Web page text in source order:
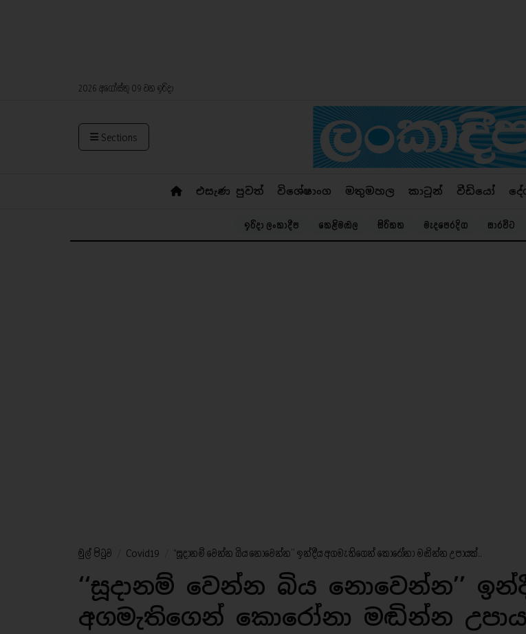
2026 අගෝස්තු 09 වන ඉරිදා
Sections
එසැණ පුවත් විශේෂාංග මතුමහල කාටූන් වීඩියෝ
ඉරිදා ලංකාදීප කෙළිමඬල සිරිකත මැදපෙරදිග සාරවිට
මුල් පිටුව Covid19 ‘‘සූදානම් වෙන්න බිය නොවෙන්න’’ ඉන්දීය අගමැතිගෙන් කො​රෝනා මඬින්න උපායක්..
‘‘සූදානම් වෙන්න බිය නොවෙන්න’’
අගමැතිගෙන් කො​රෝනා මඬින්න